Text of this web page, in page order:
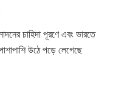
চাহিদা পূরণে এবং ভারতে
উঠে পড়ে লেগেছে